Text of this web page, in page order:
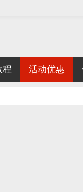
程 活动优惠